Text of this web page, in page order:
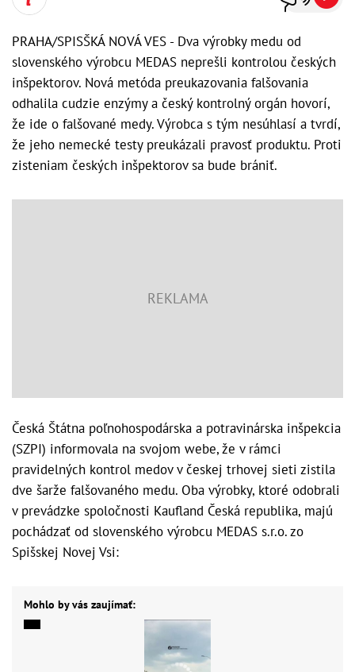
PRAHA/SPISŠKÁ NOVÁ VES - Dva výrobky medu od
slovenského výrobcu MEDAS neprešli kontrolou českých
inšpektorov. Nová metóda preukazovania falšovania
odhalila cudzie enzýmy a český kontrolný orgán hovorí,
že ide o falšované medy. Výrobca s tým nesúhlasí a tvrdí,
že jeho nemecké testy preukázali pravosť produktu. Proti
zisteniam českých inšpektorov sa bude brániť.
Česká Štátna poľnohospodárska a potravinárska inšpekcia
(SZPI) informovala na svojom webe, že v rámci
pravidelných kontrol medov v českej trhovej sieti zistila
dve šarže falšovaného medu. Oba výrobky, ktoré odobrali
v prevádzke spoločnosti Kaufland Česká republika, majú
pochádzať od slovenského výrobcu MEDAS s.r.o. zo
Spišskej Novej Vsi:
Mohlo by vás zaujímať: